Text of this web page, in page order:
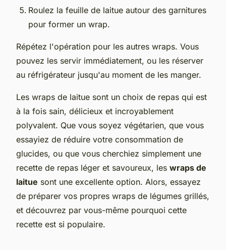
Roulez la feuille de laitue autour des garnitures
pour former un wrap.
Répétez l'opération pour les autres wraps. Vous
pouvez les servir immédiatement, ou les réserver
au réfrigérateur jusqu'au moment de les manger.
Les wraps de laitue sont un choix de repas qui est
à la fois sain, délicieux et incroyablement
polyvalent. Que vous soyez végétarien, que vous
essayiez de réduire votre consommation de
glucides, ou que vous cherchiez simplement une
recette de repas léger et savoureux, les wraps de
laitue sont une excellente option. Alors, essayez
de préparer vos propres wraps de légumes grillés,
et découvrez par vous-même pourquoi cette
recette est si populaire.